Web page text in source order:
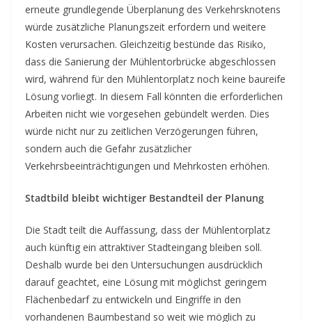
erneute grundlegende Überplanung des Verkehrsknotens
würde zusätzliche Planungszeit erfordern und weitere
Kosten verursachen. Gleichzeitig bestünde das Risiko,
dass die Sanierung der Mühlentorbrücke abgeschlossen
wird, während für den Mühlentorplatz noch keine baureife
Lösung vorliegt. In diesem Fall könnten die erforderlichen
Arbeiten nicht wie vorgesehen gebündelt werden. Dies
würde nicht nur zu zeitlichen Verzögerungen führen,
sondern auch die Gefahr zusätzlicher
Verkehrsbeeinträchtigungen und Mehrkosten erhöhen.
Stadtbild bleibt wichtiger Bestandteil der Planung
Die Stadt teilt die Auffassung, dass der Mühlentorplatz
auch künftig ein attraktiver Stadteingang bleiben soll.
Deshalb wurde bei den Untersuchungen ausdrücklich
darauf geachtet, eine Lösung mit möglichst geringem
Flächenbedarf zu entwickeln und Eingriffe in den
vorhandenen Baumbestand so weit wie möglich zu